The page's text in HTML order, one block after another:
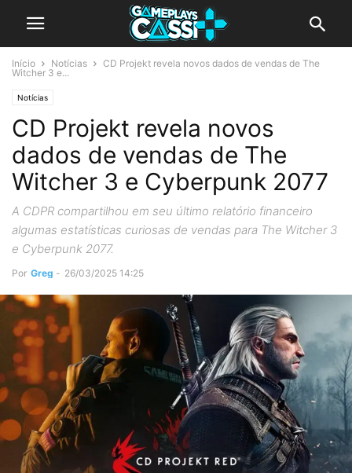
Início Notícias
CD Projekt revela novos dados de vendas de The
Witcher 3 e...
Notícias
CD Projekt revela novos
dados de vendas de The
Witcher 3 e Cyberpunk 2077
A CDPR compartilhou em seu último relatório financeiro
algumas estatísticas curiosas de vendas para The Witcher 3
e Cyberpunk 2077.
Por Greg - 26/03/2025 14:25